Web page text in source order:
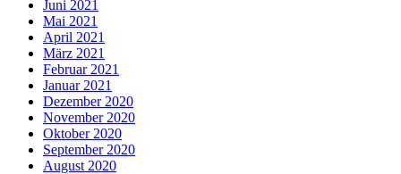
Juni 2021
Mai 2021
April 2021
März 2021
Februar 2021
Januar 2021
Dezember 2020
November 2020
Oktober 2020
September 2020
August 2020